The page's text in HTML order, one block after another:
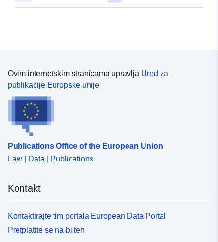
48.6643397 ], [ 9.0849931,
U skladu s:
Resurs:
uriRef:
Ovim internetskim stranicama upravlja Ured za
publikacije Europske unije
Publications Office of the European Union
Law | Data | Publications
Kontakt
Kontaktirajte tim portala European Data Portal
Pretplatite se na bilten